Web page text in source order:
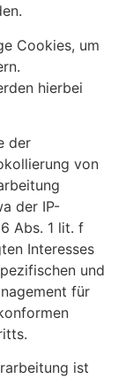
Cookies, um
hierbei
der
von
der IP-
Abs. 1 lit. f
Interesses
und
für
ist